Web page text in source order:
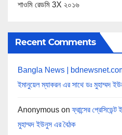
শাওমি রেডমি 3X ২০১৬
Recent Comments
Bangla News |
ইমানুয়েল ম্যাকরন এর সাথে ডঃ মুহাম্মদ
Anonymous onফ্রান্সের
মুহাম্মদ ইউনুস এর বৈঠক